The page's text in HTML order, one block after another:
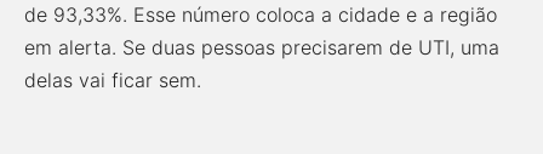
de 93,33%. Esse número coloca a cidade e a região
em alerta. Se duas pessoas precisarem de UTI, uma
delas vai ficar sem.